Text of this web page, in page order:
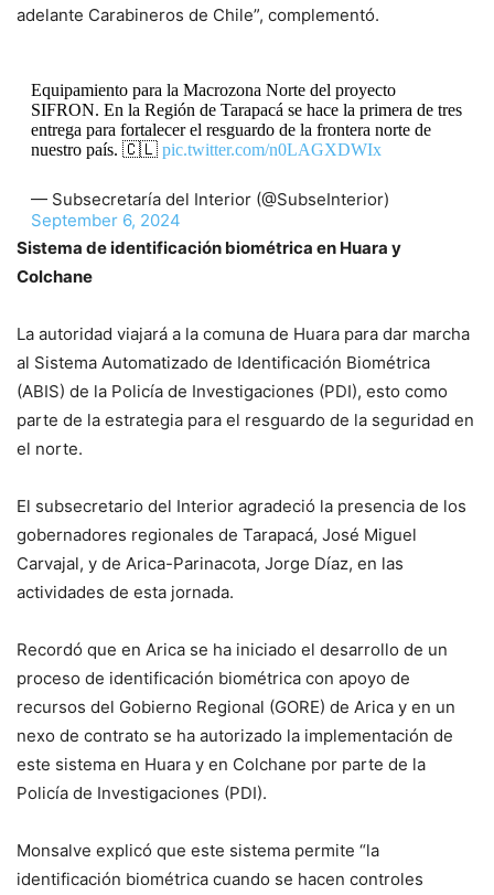
adelante Carabineros de Chile”, complementó.
Equipamiento para la Macrozona Norte del proyecto
SIFRON. En la Región de Tarapacá se hace la primera de tres
entrega para fortalecer el resguardo de la frontera norte de
nuestro país. 🇨🇱 pic.twitter.com/n0LAGXDWIx
— Subsecretaría del Interior (@SubseInterior)
September 6, 2024
Sistema de identificación biométrica en Huara y
Colchane
La autoridad viajará a la comuna de Huara para dar marcha
al Sistema Automatizado de Identificación Biométrica
(ABIS) de la Policía de Investigaciones (PDI), esto como
parte de la estrategia para el resguardo de la seguridad en
el norte.
El subsecretario del Interior agradeció la presencia de los
gobernadores regionales de Tarapacá, José Miguel
Carvajal, y de Arica-Parinacota, Jorge Díaz, en las
actividades de esta jornada.
Recordó que en Arica se ha iniciado el desarrollo de un
proceso de identificación biométrica con apoyo de
recursos del Gobierno Regional (GORE) de Arica y en un
nexo de contrato se ha autorizado la implementación de
este sistema en Huara y en Colchane por parte de la
Policía de Investigaciones (PDI).
Monsalve explicó que este sistema permite “la
identificación biométrica cuando se hacen controles